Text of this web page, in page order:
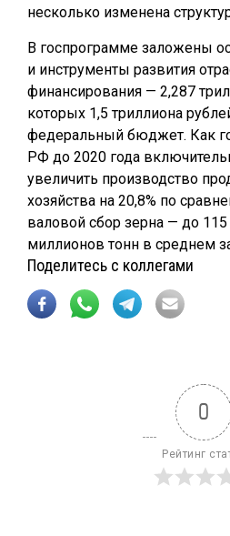
несколько изменена
В госпрограмме заложены
и инструменты развития
финансирования — 2,287
которых 1,5 триллиона
федеральный бюджет. Как
РФ до 2020 года
увеличить производство
хозяйства на 20,8% по
валовой сбор зерна — до
миллионов тонн в среднем
Поделитесь с коллегами
0
Рейтинг